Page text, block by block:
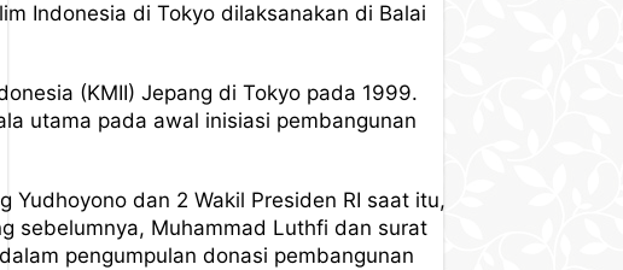
Indonesia di Tokyo dilaksanakan di Balai
(KMII) Jepang di Tokyo pada 1999.
utama pada awal inisiasi pembangunan
Yudhoyono dan 2 Wakil Presiden RI saat itu,
sebelumnya, Muhammad Luthfi dan surat
pengumpulan donasi pembangunan